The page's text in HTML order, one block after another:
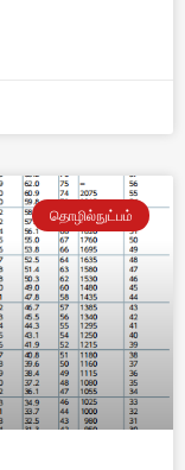
தொழில்நுட்பம்